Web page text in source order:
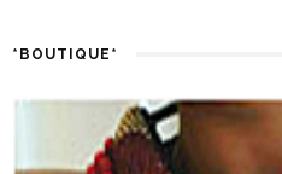
*BOUTIQUE*